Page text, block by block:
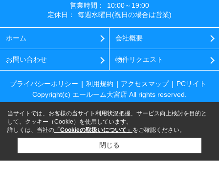
営業時間：
10:00～19:00
定休日：
毎週水曜日(祝日の場合は営業)
ホーム 会社概要
お問い合わせ 物件リクエスト
プライバシーポリシー 利用規約 アクセスマップ
PCサイト
Copyright(c) エールーム大宮店 All rights reserved.
当サイトでは、お客様の当サイト利用状況把握、サービス向上検討を目的と
して、クッキー（Cookie）を使用しています。
詳しくは、当社の 「Cookieの取扱いについて」 をご確認ください。
閉じる